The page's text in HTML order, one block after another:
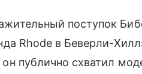
поступок
Rhode в Беверли-
публично схватил